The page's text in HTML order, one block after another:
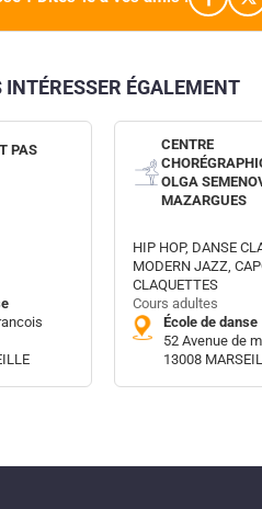
ÉGALEMENT
PAS
CENTRE
OLGA
MAZARGUES
HIP HOP, DANSE
MODERN JAZZ,
CLAQUETTES
Cours adultes
École de danse
52 Avenue de
13008